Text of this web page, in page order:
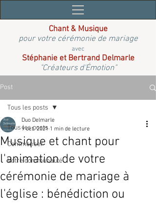
Chant & Musique
pour votre cérémonie de mariage
avec
Stéphanie et Bertrand Delmarle
"Créateurs d'Émotion"
Post
Tous les posts
Commencer
Votre communauté
Tous les posts
Musique et chant pour
l'animation de votre
cérémonie de mariage à
l'église : bénédiction ou
Duo Delmarle
9 oct. 2021 1 min de lecture